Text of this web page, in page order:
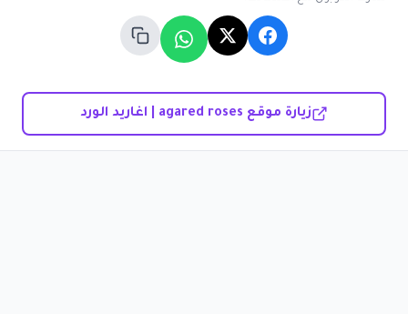
زيارة موقع agared roses | اغاريد الورد